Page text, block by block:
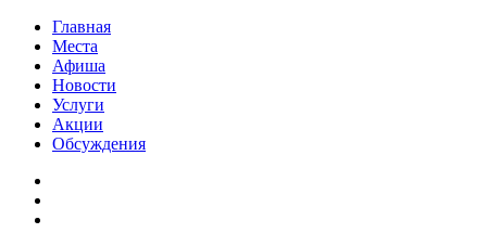
Главная
Места
Афиша
Новости
Услуги
Акции
Обсуждения